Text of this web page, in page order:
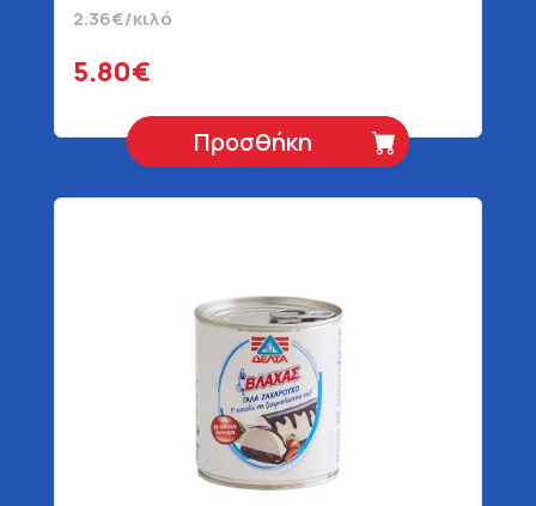
2.36€/κιλό
5.80€
Προσθήκη